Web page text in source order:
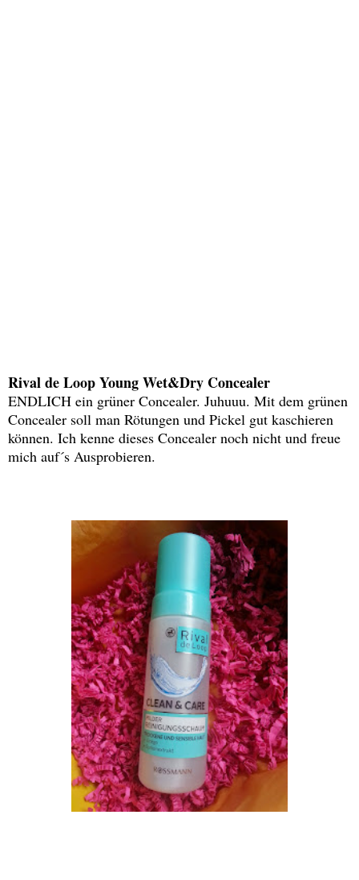
Rival de Loop Young Wet&Dry Concealer
ENDLICH ein grüner Concealer. Juhuuu. Mit dem grünen
Concealer soll man Rötungen und Pickel gut kaschieren
können. Ich kenne dieses Concealer noch nicht und freue
mich auf´s Ausprobieren.